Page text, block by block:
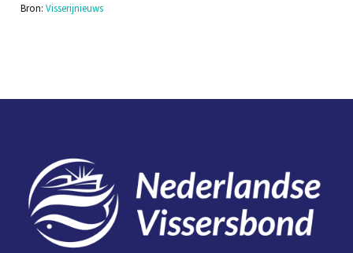
Bron: Visserijnieuws